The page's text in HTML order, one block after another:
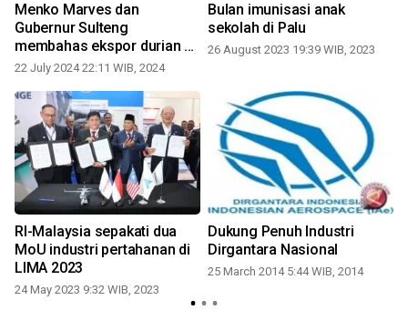
Menko Marves dan
Gubernur Sulteng
membahas ekspor durian ke
China
22 July 2024 22:11 WIB, 2024
Bulan imunisasi anak
sekolah di Palu
26 August 2023 19:39 WIB, 2023
RI-Malaysia sepakati dua
MoU industri pertahanan di
LIMA 2023
24 May 2023 9:32 WIB, 2023
Dukung Penuh Industri
Dirgantara Nasional
25 March 2014 5:44 WIB, 2014